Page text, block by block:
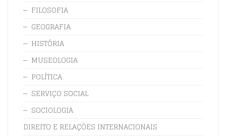
FILOSOFIA
GEOGRAFIA
HISTÓRIA
MUSEOLOGIA
POLÍTICA
SERVIÇO SOCIAL
SOCIOLOGIA
DIREITO E RELAÇÕES INTERNACIONAIS